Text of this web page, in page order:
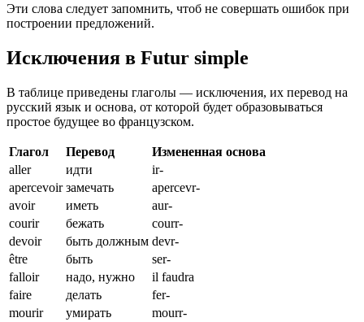
Эти слова следует запомнить, чтоб не совершать ошибок при
построении предложений.
Исключения в Futur simple
В таблице приведены глаголы — исключения, их перевод на
русский язык и основа, от которой будет образовываться
простое будущее во французском.
Глагол Перевод
Измененная основа
aller
идти
ir-
apercevoir замечать
apercevr-
avoir
иметь
aur-
courir
бежать
courr-
devoir
быть должным devr-
être
быть
ser-
falloir
надо, нужно
il faudra
faire
делать
fer-
mourir
умирать
mourr-